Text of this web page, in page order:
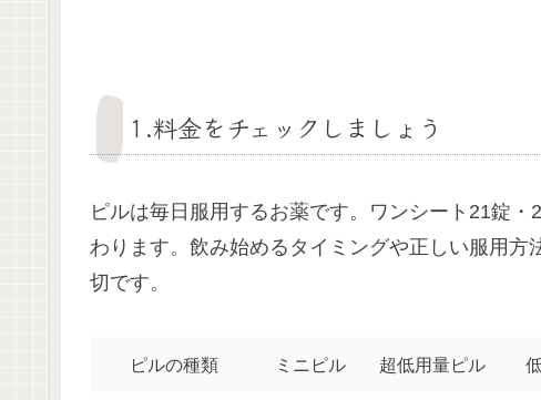
1.料金をチェックしましょう
ピルは毎日服用するお薬です。ワンシート21錠
わります。飲み始めるタイミングや正しい服用
切です。
ピルの種類 ミニピル 超低用量ピル